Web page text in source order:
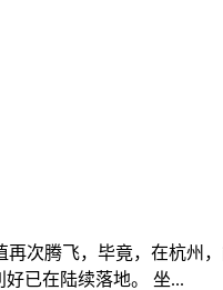
次腾飞，毕竟，在杭州
已在陆续落地。 坐...